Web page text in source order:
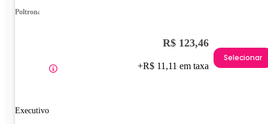
Poltrona
Executivo
R$ 123,46
+R$ 11,11 em taxa
Selecionar